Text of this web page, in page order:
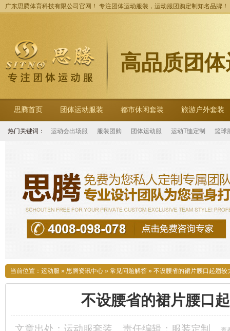
广东思腾体育科技有限公司官网！ 专注团体运动服装，运动服团购定制知名品牌！
高品质团
思腾首页 团体运动服装 都市休闲套装 旅游户外套装
热门关键词： 运动会出场服 服装团购 团体运动服 运动T恤定制 篮球
当前位置： 运动服 » 思腾资讯中心 » 常见问题解答 » 不设腰省的裙片腰口起翘较
不设腰省的裙片腰口
文章出处：运动服套装 责任编辑：服装定制